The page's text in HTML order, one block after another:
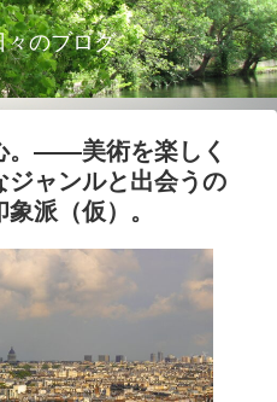
々のブログ
。――美術を楽しく
ジャンルと出会うの
派（仮）。